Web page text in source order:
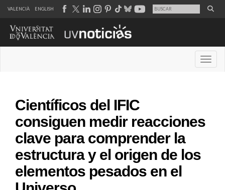
VALENCIÀ ENGLISH
Científicos del IFIC
consiguen medir reacciones
clave para comprender la
estructura y el origen de los
elementos pesados en el